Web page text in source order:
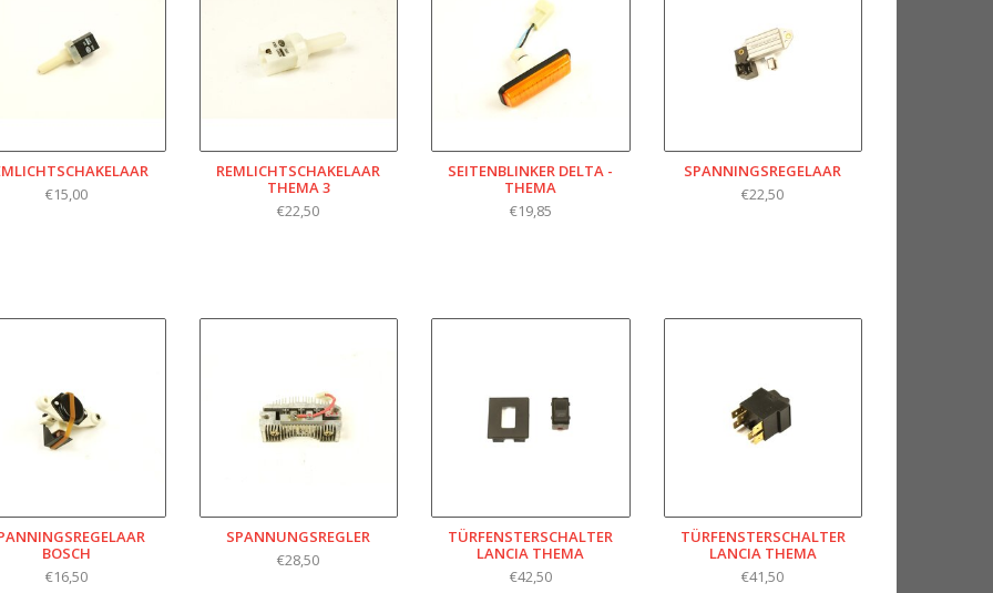
€15,00
REMLICHTSCHAKELAAR
THEMA 3
€22,50
SEITENBLINKER DELTA -
THEMA
€19,85
SPANNINGSREGELAAR
€22,50
BOSCH
€16,50
SPANNUNGSREGLER
€28,50
TÜRFENSTERSCHALTER
LANCIA THEMA
€42,50
TÜRFENSTERSCHALTER
LANCIA THEMA
€41,50